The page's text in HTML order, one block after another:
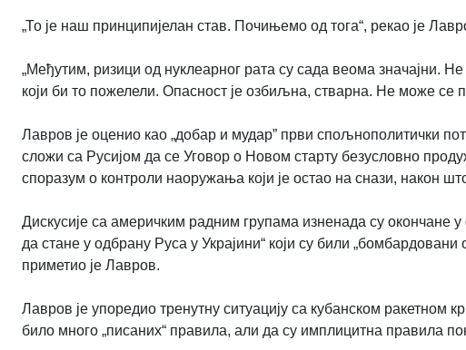
„То је наш принципијелан став. Почињемо од тога“, рекао је
„Међутим, ризици од нуклеарног рата су сада веома значајни.
који би то пожелели. Опасност је озбиљна, стварна. Не може се
Лавров је оценио као „добар и мудар” први спољнополитички
сложи са Русијом да се Уговор о Новом старту безусловно
споразум о контроли наоружања који је остао на снази, након
Дискусије са америчким радним групама изненада су окончане
да стане у одбрану Руса у Украјини“ који су били
приметио је Лавров.
Лавров је упоредио тренутну ситуацију са кубанском ракетном
било много „писаних“ правила, али да су имплицитна правила